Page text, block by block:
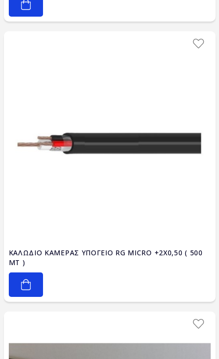
ΚΑΛΩΔΙΟ ΚΑΜΕΡΑΣ ΥΠΟΓΕΙΟ RG MICRO +2X0,50 ( 500
MT )